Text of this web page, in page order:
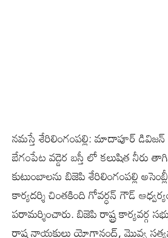
నమస్తే శేరిలింగంపల్లి: మాదాపూర్ డివిజన్
బేగంపేట వడ్డెర బస్తీ లో కలుషిత నీరు
కుటుంబాలను బిజెపి శేరిలింగంపల్లి
కార్యదర్శి చింతకింది గోవర్ధన్ గౌడ్
పరామర్శించారు. బిజెపి రాష్ట్ర కార్యవర్గ
రాష్ట్ర నాయకులు యోగానంద్, మొవ్వ